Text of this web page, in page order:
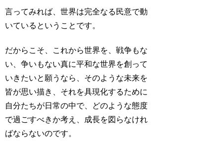
言ってみれば、世界は完全なる民意で動
いているということです。
だからこそ、これから世界を、戦争もな
い、争いもない真に平和な世界を創って
いきたいと願うなら、そのような未来を
皆が思い描き、それを具現化するために
自分たちが日常の中で、どのような態度
で過ごすべきか考え、成長を図らなけれ
ばならないのです。